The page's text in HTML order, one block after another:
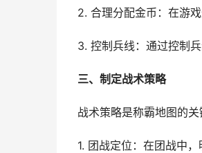
2. 合理分配金币：在游
3. 控制兵线：通过控制
三、制定战术策略
战术策略是称霸地图的关
1. 团战定位：在团战中